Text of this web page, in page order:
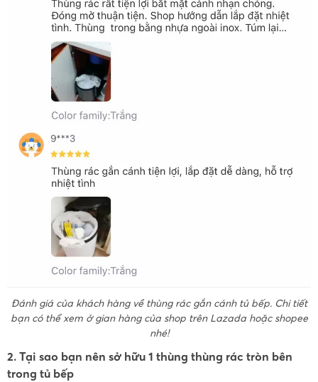
Đánh giá của khách hàng về thùng rác gắn cánh tủ bếp. Chi tiết
bạn có thể xem ở gian hàng của shop trên Lazada hoặc shopee
nhé!
2. Tại sao bạn nên sở hữu 1 thùng thùng rác tròn bên
trong tủ bếp